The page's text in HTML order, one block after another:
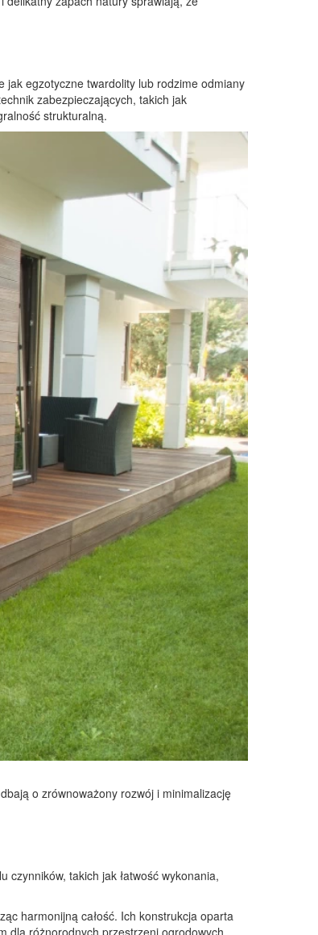
jak egzotyczne twardolity lub rodzime odmiany
zabezpieczających, takich jak
strukturalną.
o zrównoważony rozwój i minimalizację
takich jak łatwość wykonania,
harmonijną całość. Ich konstrukcja oparta
dla różnorodnych przestrzeni ogrodowych.